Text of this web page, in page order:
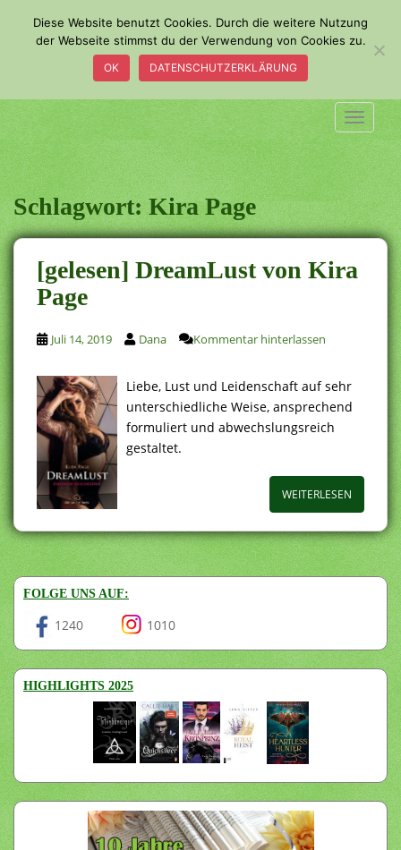
o
m
a
i
n
c
o
n
t
e
n
t
Schlagwort:Kira Page
[gelesen] DreamLust von Kira
Page
Juli 14, 2019 Dana Kommentar hinterlassen
Liebe, Lust und Leidenschaft auf sehr
unterschiedliche Weise, ansprechend
formuliert und abwechslungsreich
gestaltet.
WEITERLESEN
FOLGE UNS AUF:
1240 1010
HIGHLIGHTS 2025
Diese Website benutzt Cookies. Durch die weitere Nutzung
der Webseite stimmst du der Verwendung von Cookies zu.
OK DATENSCHUTZERKLÄRUNG